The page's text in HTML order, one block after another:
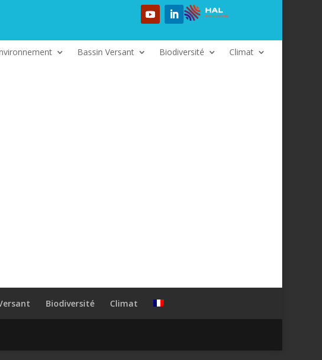
Bassin Versant Biodiversité Climat
Biodiversité Climat